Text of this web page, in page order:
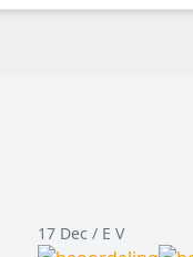
17 Dec / E V